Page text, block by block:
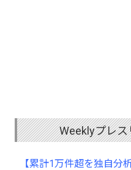
Weeklyプレ
【累計1万件超を独自分